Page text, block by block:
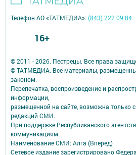
© 2011 - 2026. Пестрецы. Все права
© ТАТМЕДИА. Все материалы,
законом.
Перепечатка, воспроизведение и
информации,
размещенной на сайте, возможна только
редакций СМИ.
При поддержке Республиканского
коммуникациям.
Наименование СМИ: Алга (Вперед)
Сетевое издание зарегистрировано
Телефон АО «ТАТМЕДИА»:(843) 222 09 84
16+